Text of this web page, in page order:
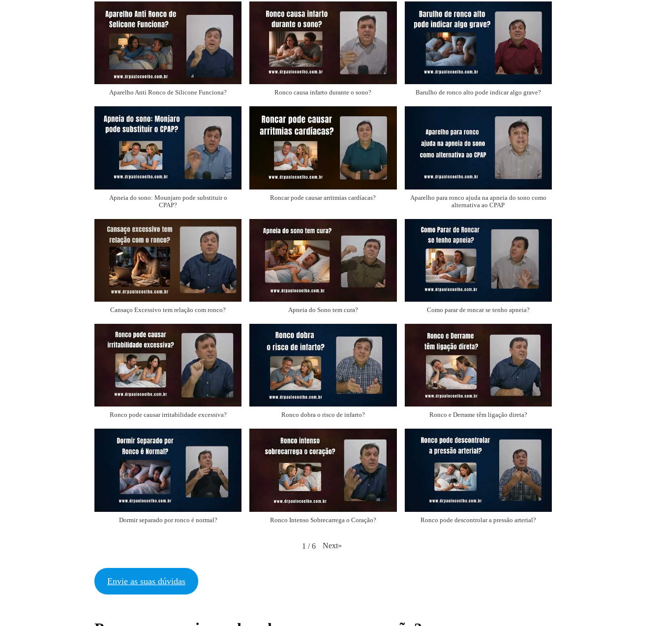
Aparelho Anti Ronco de Silicone Funciona? Ronco causa infarto durante o sono? Barulho de ronco alto pode indicar algo grave?
Apneia do sono: Mounjaro pode substituir o
CPAP?
Roncar pode causar arritmias cardíacas?
Aparelho para ronco ajuda na apneia do sono como
alternativa ao CPAP
Cansaço Excessivo tem relação com ronco? Apneia do Sono tem cura? Como parar de roncar se tenho apneia?
Ronco pode causar irritabilidade excessiva? Ronco dobra o risco de infarto? Ronco e Derrame têm ligação direta?
Dormir separado por ronco é normal? Ronco Intenso Sobrecarrega o Coração? Ronco pode descontrolar a pressão arterial?
1 / 6 Next»
Envie as suas dúvidas